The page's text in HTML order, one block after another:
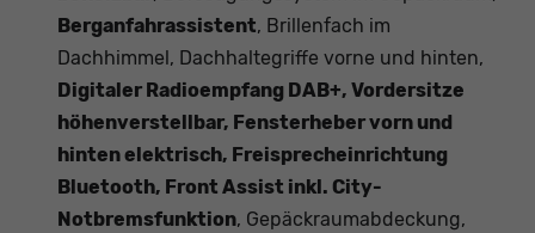
Berganfahrassistent, Brillenfach im
Dachhimmel, Dachhaltegriffe vorne und hinten,
Digitaler Radioempfang DAB+, Vordersitze
höhenverstellbar, Fensterheber vorn und
hinten elektrisch, Freisprecheinrichtung
Bluetooth, Front Assist inkl. City-
Notbremsfunktion, Gepäckraumabdeckung,